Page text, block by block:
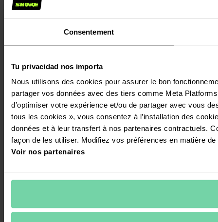
Consentement
Tu privacidad nos importa
Nous utilisons des cookies pour assurer le bon
partager vos données avec des tiers comme Meta
d’optimiser votre expérience et/ou de partager avec vous
tous les cookies », vous consentez à l’installation des
données et à leur transfert à nos partenaires contractuels.
façon de les utiliser. Modifiez vos préférences en matière
Voir nos partenaires